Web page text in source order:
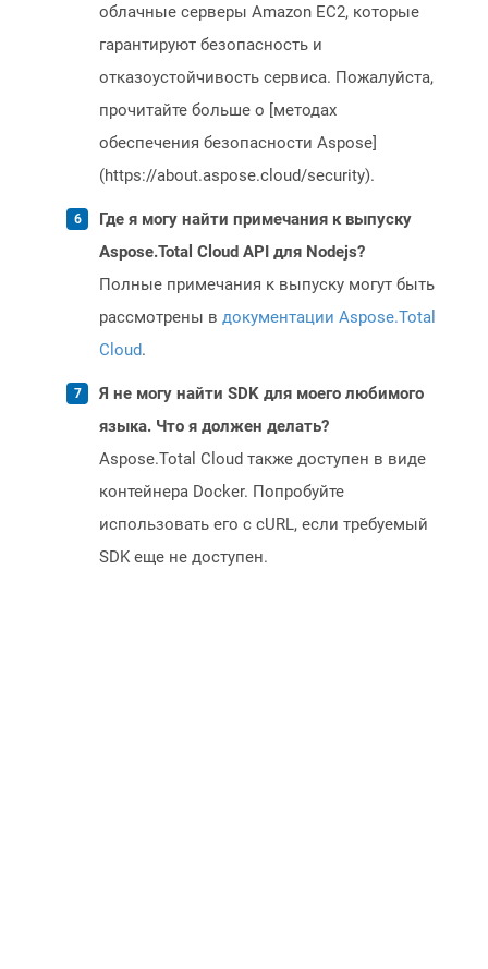
облачные серверы Amazon EC2, которые
гарантируют безопасность и
отказоустойчивость сервиса. Пожалуйста,
прочитайте больше о [методах
обеспечения безопасности Aspose]
(https://about.aspose.cloud/security).
Где я могу найти примечания к выпуску
Aspose.Total Cloud API для Nodejs?
Полные примечания к выпуску могут быть
рассмотрены в документации Aspose.Total
Cloud.
Я не могу найти SDK для моего любимого
языка. Что я должен делать?
Aspose.Total Cloud также доступен в виде
контейнера Docker. Попробуйте
использовать его с cURL, если требуемый
SDK еще не доступен.